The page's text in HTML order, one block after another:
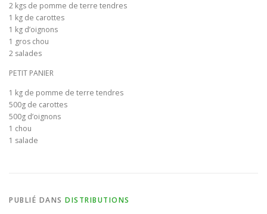
LES AUTRES PRODUITS
2 kgs de pomme de terre tendres
1 kg de carottes
1 kg d’oignons
1 gros chou
2 salades
PETIT PANIER
1 kg de pomme de terre tendres
500g de carottes
500g d’oignons
1 chou
1 salade
PUBLIÉ DANS DISTRIBUTIONS